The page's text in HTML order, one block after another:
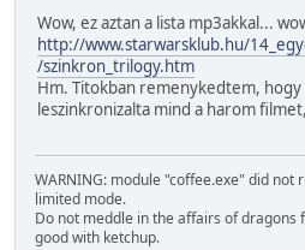
Wow, ez aztan a lista mp3akkal...
http://www.starwarsklub.hu/
/szinkron_trilogy.htm
Hm. Titokban remenykedtem, hogy
leszinkronizalta mind a harom
WARNING: module "coffee.exe" did
limited mode.
Do not meddle in the affairs of dragons
good with ketchup.